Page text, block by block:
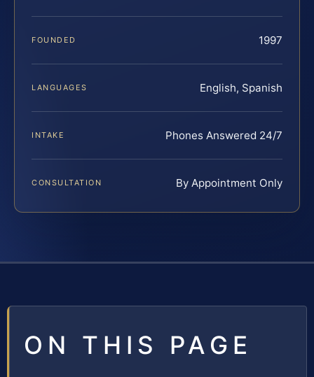
FOUNDED 1997
LANGUAGES English, Spanish
INTAKE Phones Answered 24/7
CONSULTATION By Appointment Only
ON THIS PAGE